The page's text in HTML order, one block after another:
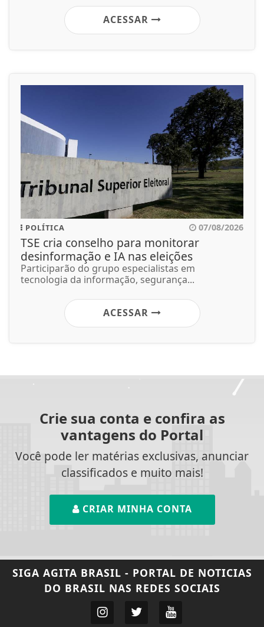
ACESSAR
POLÍTICA 07/08/2026
TSE cria conselho para monitorar
desinformação e IA nas eleições
Participarão do grupo especialistas em
tecnologia da informação, segurança...
ACESSAR
Crie sua conta e confira as
vantagens do Portal
Você pode ler matérias exclusivas, anunciar
classificados e muito mais!
CRIAR MINHA CONTA
SIGA AGITA BRASIL - PORTAL DE NOTICIAS
DO BRASIL NAS REDES SOCIAIS